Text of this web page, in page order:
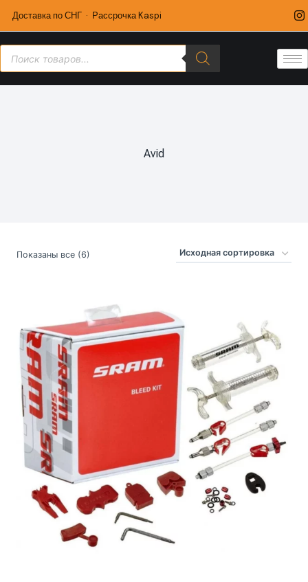
Доставка по СНГ · Рассрочка Kaspi
Avid
Показаны все (6)